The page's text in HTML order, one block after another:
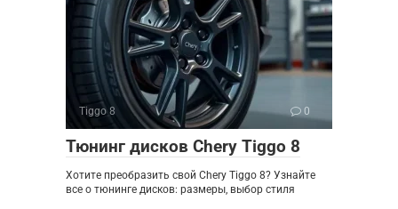
Tiggo 8 0
Тюнинг дисков Chery Tiggo 8
Хотите преобразить свой Chery Tiggo 8? Узнайте
все о тюнинге дисков: размеры, выбор стиля